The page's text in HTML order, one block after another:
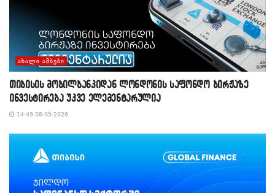
ᲐᲮᲐᲚᲘ ᲐᲛᲑᲔᲑᲘ
თიბისის მობილბანკიდან ლონდონის საფონდო ბირჟაზე
ინვესტირება უკვე ელემენტარულია
14:49 08-05-2026